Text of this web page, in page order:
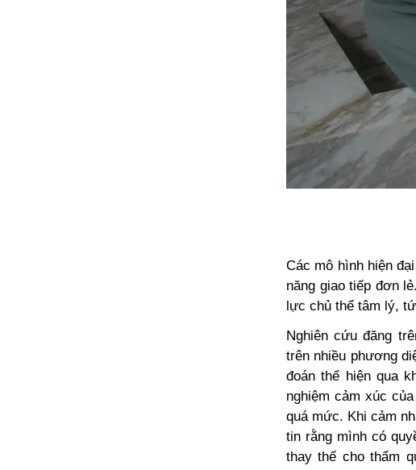
Các mô hình hiện
năng giao tiếp đơn
lực chủ thể tâm lý,
Nghiên cứu đăng
trên nhiều phương
đoán thể hiện qua
nghiệm cảm xúc
quá mức. Khi cảm
tin rằng mình có
thay thế cho thẩm